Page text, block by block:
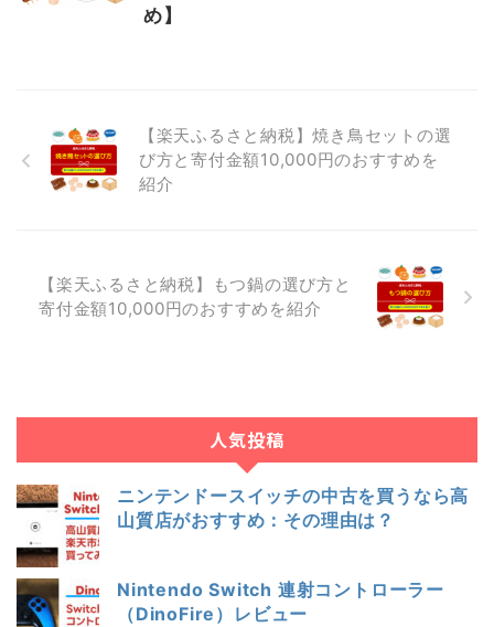
め】
【楽天ふるさと納税】焼き鳥セットの選
び方と寄付金額10,000円のおすすめを
紹介
【楽天ふるさと納税】もつ鍋の選び方と
寄付金額10,000円のおすすめを紹介
人気投稿
ニンテンドースイッチの中古を買うなら高
山質店がおすすめ：その理由は？
Nintendo Switch 連射コントローラー
（DinoFire）レビュー